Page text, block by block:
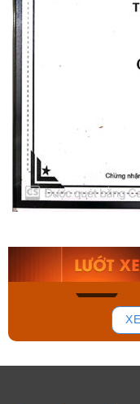
Orient Nam
Mua ngay